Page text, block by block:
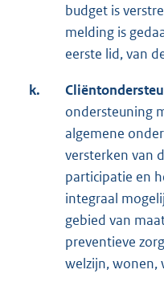
budget is
melding is
eerste lid, van
k.
ondersteuning
algemene
versterken van
participatie en
integraal
gebied van
preventieve
welzijn, wonen,